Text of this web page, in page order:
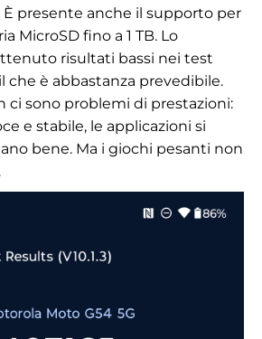
presente anche il supporto per
MicroSD fino a 1 TB. Lo
risultati bassi nei test
che è abbastanza prevedibile.
ci sono problemi di prestazioni:
e stabile, le applicazioni si
bene. Ma i giochi pesanti non